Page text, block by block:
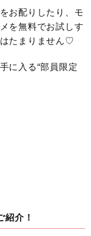
お配りしたり、モ
を無料でお試しす
たまりません♡
に入る“部員限定
介！